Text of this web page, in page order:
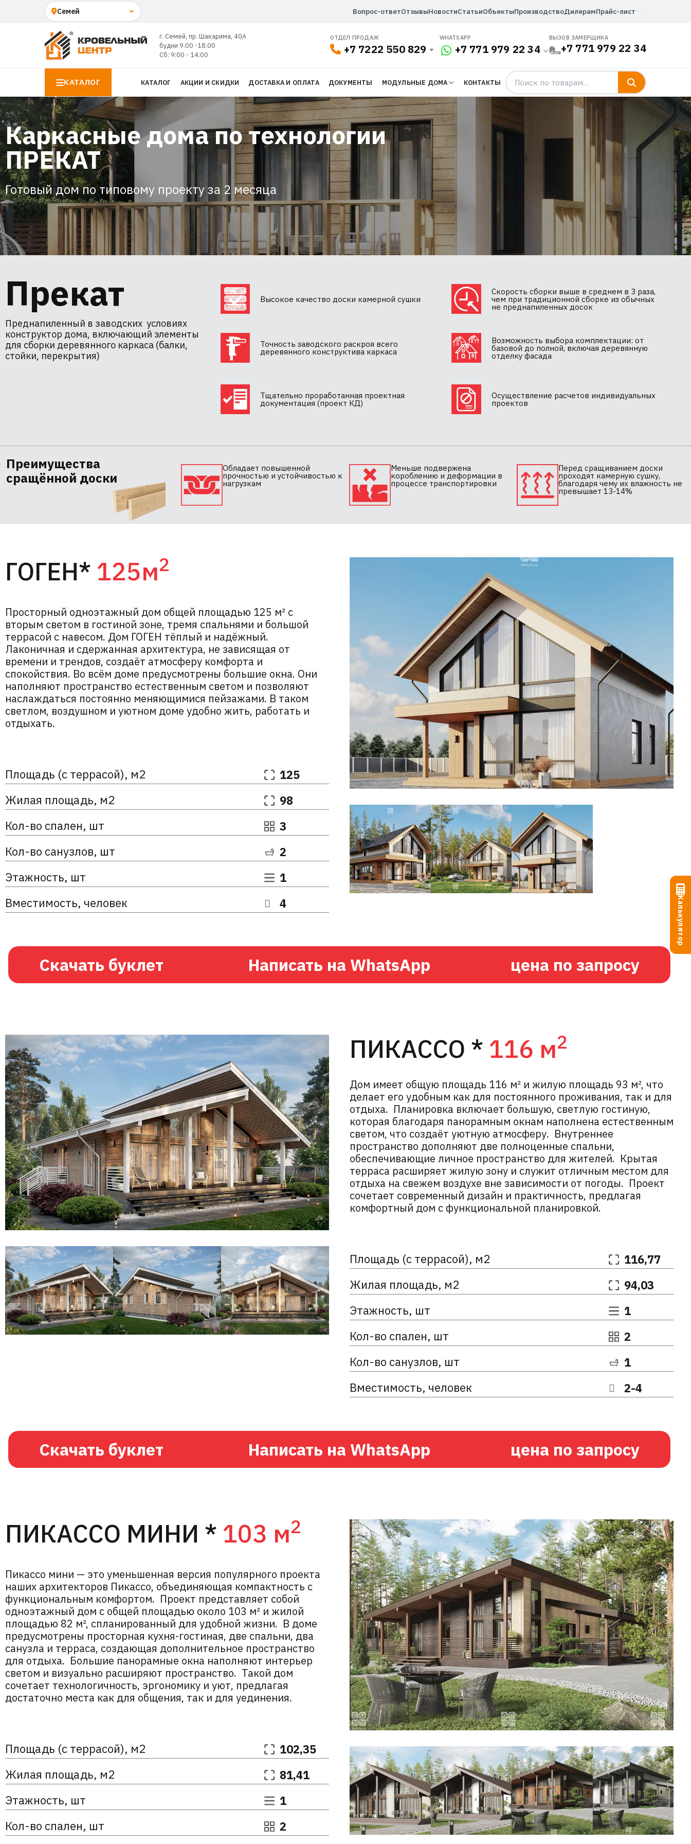
Вопрос-ответОтзывыНовостиСтатьиОбъектыПроизводствоДилерамПрайс-лист
г. Семей, пр. Шакарима, 40А
будни 9.00 -18.00
Сб: 9:00 - 14:00
ОТДЕЛ ПРОДАЖ
+7 7222 550 829
WHATSAPP
+7 771 979 22 34
ВЫЗОВ ЗАМЕРЩИКА
+7 771 979 22 34
КАТАЛОГ КАТАЛОГ АКЦИИ И СКИДКИ ДОСТАВКА И ОПЛАТА ДОКУМЕНТЫ МОДУЛЬНЫЕ ДОМА КОНТАКТЫ
Каркасные дома по технологии
ПРЕКАТ
Готовый дом по типовому проекту за 2 месяца
Прекат
Преднапиленный в заводских условиях
конструктор дома, включающий элементы
для сборки деревянного каркаса (балки,
стойки, перекрытия)
Высокое качество доски камерной сушки
Точность заводского раскроя всего
деревянного конструктива каркаса
Тщательно проработанная проектная
документация (проект КД)
Скорость сборки выше в среднем в 3 раза,
чем при традиционной сборке из обычных
не преднапиленных досок
Возможность выбора комплектации: от
базовой до полной, включая деревянную
отделку фасада
Осуществление расчетов индивидуальных
проектов
Преимущества
сращённой доски
Обладает повышенной
прочностью и устойчивостью к
нагрузкам
Меньше подвержена
короблению и деформации в
процессе транспортировки
Перед сращиванием доски
проходят камерную сушку,
благодаря чему их влажность не
превышает 13-14%
ГОГЕН* 125м2
Просторный одноэтажный дом общей площадью 125 м² с
вторым светом в гостиной зоне, тремя спальнями и большой
террасой с навесом. Дом ГОГЕН тёплый и надёжный.
Лаконичная и сдержанная архитектура, не зависящая от
времени и трендов, создаёт атмосферу комфорта и
спокойствия. Во всём доме предусмотрены большие окна. Они
наполняют пространство естественным светом и позволяют
наслаждаться постоянно меняющимися пейзажами. В таком
светлом, воздушном и уютном доме удобно жить, работать и
отдыхать.
Площадь (с террасой), м2
125
Жилая площадь, м2
98
Кол-во спален, шт
3
Кол-во санузлов, шт
2
Этажность, шт
1
Вместимость, человек
4
Скачать буклет Написать на WhatsApp цена по запросу
ПИКАССО * 116 м2
Дом имеет общую площадь 116 м² и жилую площадь 93 м², что
делает его удобным как для постоянного проживания, так и для
отдыха. Планировка включает большую, светлую гостиную,
которая благодаря панорамным окнам наполнена естественным
светом, что создаёт уютную атмосферу. Внутреннее
пространство дополняют две полноценные спальни,
обеспечивающие личное пространство для жителей. Крытая
терраса расширяет жилую зону и служит отличным местом для
отдыха на свежем воздухе вне зависимости от погоды. Проект
сочетает современный дизайн и практичность, предлагая
комфортный дом с функциональной планировкой.
Площадь (с террасой), м2
116,77
Жилая площадь, м2
94,03
Этажность, шт
1
Кол-во спален, шт
2
Кол-во санузлов, шт
1
Вместимость, человек
2-4
Скачать буклет Написать на WhatsApp цена по запросу
ПИКАССО МИНИ * 103 м2
Пикассо мини — это уменьшенная версия популярного проекта
наших архитекторов Пикассо, объединяющая компактность с
функциональным комфортом. Проект представляет собой
одноэтажный дом с общей площадью около 103 м² и жилой
площадью 82 м², спланированный для удобной жизни. В доме
предусмотрены просторная кухня-гостиная, две спальни, два
санузла и терраса, создающая дополнительное пространство
для отдыха. Большие панорамные окна наполняют интерьер
светом и визуально расширяют пространство. Такой дом
сочетает технологичность, эргономику и уют, предлагая
достаточно места как для общения, так и для уединения.
Площадь (с террасой), м2
102,35
Жилая площадь, м2
81,41
Этажность, шт
1
Кол-во спален, шт
2
Калькулятор